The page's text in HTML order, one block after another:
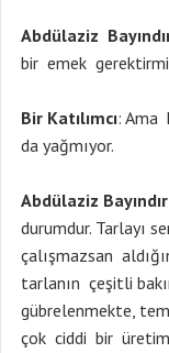
Abdülaziz
bir emek
Bir Katılımcı: Ama
da yağmıyor.
Abdülaziz Bayındır
durumdur. Tarlayı
çalışmazsan
tarlanın çeşitli
gübrelenmekte,
çok ciddi bir